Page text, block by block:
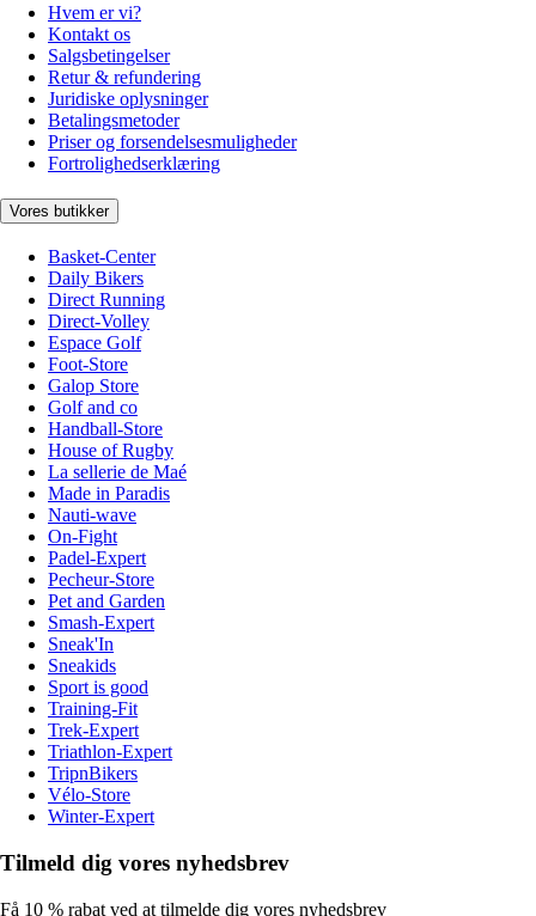
Hvem er vi?
Kontakt os
Salgsbetingelser
Retur & refundering
Juridiske oplysninger
Betalingsmetoder
Priser og forsendelsesmuligheder
Fortrolighedserklæring
Vores butikker
Basket-Center
Daily Bikers
Direct Running
Direct-Volley
Espace Golf
Foot-Store
Galop Store
Golf and co
Handball-Store
House of Rugby
La sellerie de Maé
Made in Paradis
Nauti-wave
On-Fight
Padel-Expert
Pecheur-Store
Pet and Garden
Smash-Expert
Sneak'In
Sneakids
Sport is good
Training-Fit
Trek-Expert
Triathlon-Expert
TripnBikers
Vélo-Store
Winter-Expert
Tilmeld dig vores nyhedsbrev
Få 10 % rabat ved at tilmelde dig vores nyhedsbrev